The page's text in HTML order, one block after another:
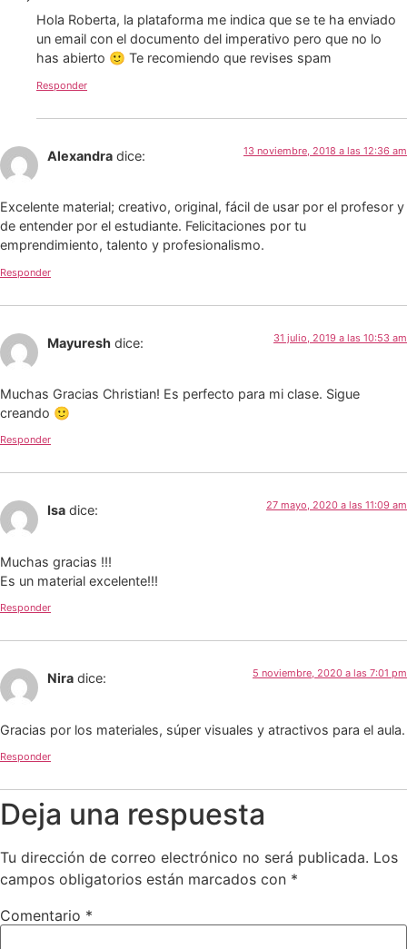
Hola Roberta, la plataforma me indica que se te ha enviado
un email con el documento del imperativo pero que no lo
has abierto 🙂 Te recomiendo que revises spam
Responder
Alexandra dice: 13 noviembre, 2018 a las 12:36 am
Excelente material; creativo, original, fácil de usar por el profesor y
de entender por el estudiante. Felicitaciones por tu
emprendimiento, talento y profesionalismo.
Responder
Mayuresh dice: 31 julio, 2019 a las 10:53 am
Muchas Gracias Christian! Es perfecto para mi clase. Sigue
creando 🙂
Responder
Isa dice: 27 mayo, 2020 a las 11:09 am
Muchas gracias !!!
Es un material excelente!!!
Responder
Nira dice: 5 noviembre, 2020 a las 7:01 pm
Gracias por los materiales, súper visuales y atractivos para el aula.
Responder
Deja una respuesta
Tu dirección de correo electrónico no será publicada. Los
campos obligatorios están marcados con *
Comentario *